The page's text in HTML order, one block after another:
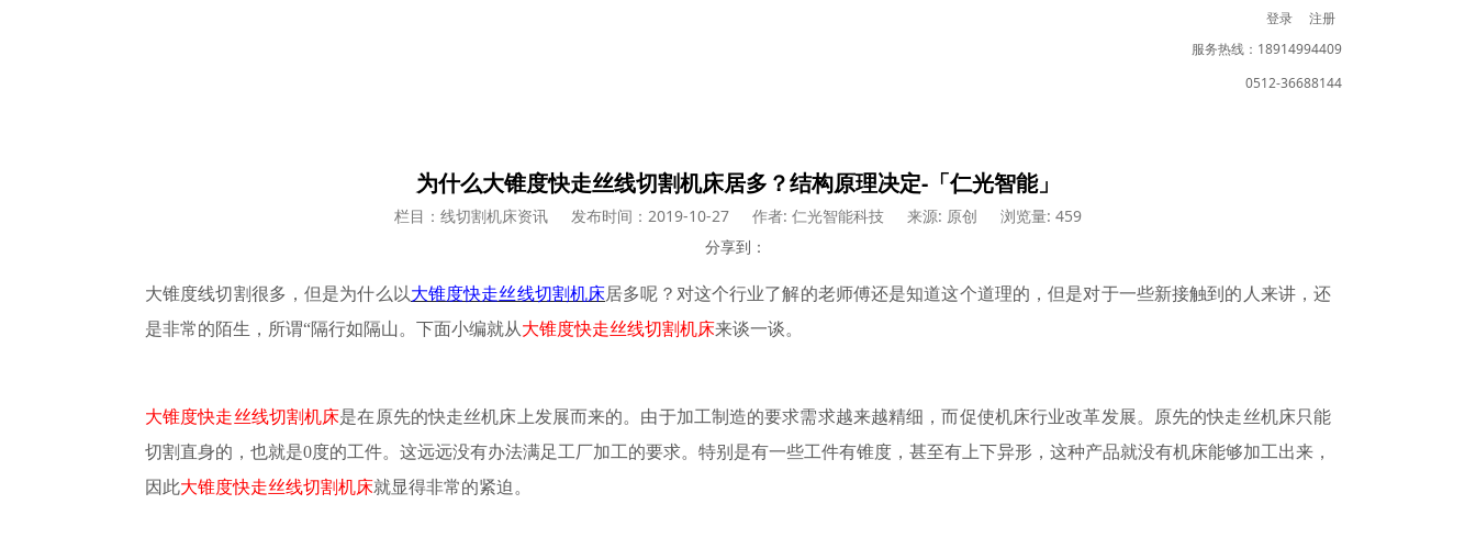
登录
注册
服务热线：18914994409
0512-36688144
为什么大锥度快走丝线切割机床居多？结构原理决定-「仁光智能」
栏目：线切割机床资讯 发布时间：2019-10-27 作者: 仁光智能科技 来源: 原创
浏览量: 459
分享到：
大锥度线切割很多，但是为什么以大锥度快走丝线切割机床居多呢？对这个行业了解的老师傅还是知道这个道理的，但是对于一些新接触到的人来讲，还
是非常的陌生，所谓“隔行如隔山。下面小编就从大锥度快走丝线切割机床来谈一谈。
大锥度快走丝线切割机床是在原先的快走丝机床上发展而来的。由于加工制造的要求需求越来越精细，而促使机床行业改革发展。原先的快走丝机床只能
切割直身的，也就是0度的工件。这远远没有办法满足工厂加工的要求。特别是有一些工件有锥度，甚至有上下异形，这种产品就没有机床能够加工出来，
因此大锥度快走丝线切割机床就显得非常的紧迫。